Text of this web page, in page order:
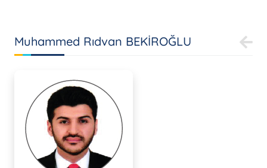
Muhammed Rıdvan BEKİROĞLU